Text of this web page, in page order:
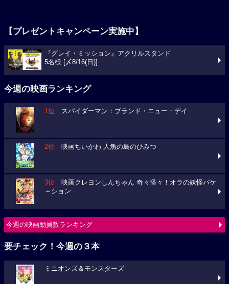
【プレゼントキャンペーン実施中】
『グレイ・ミッション』アクリルスタンド
5名様 [〆8/16(日)]
今週の映画ランキング
1位 スパイダーマン：ブランド・ニュー・デイ
2位 映画ちいかわ 人魚の島のひみつ
3位 映画クレヨンしんちゃん 奇々怪々！オラの妖怪バケ
～ション
今週の映画動員数ランキング
要チェック！今週の３本
ミニオンズ＆モンスターズ